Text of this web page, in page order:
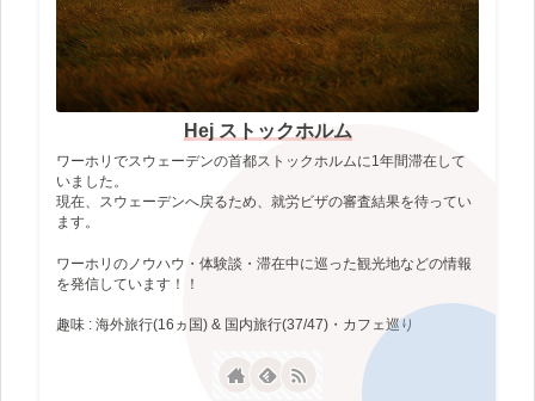
Hej ストックホルム
ワーホリでスウェーデンの首都ストックホルムに1年間滞在して
いました。
現在、スウェーデンへ戻るため、就労ビザの審査結果を待ってい
ます。
ワーホリのノウハウ・体験談・滞在中に巡った観光地などの情報
を発信しています！！
趣味 : 海外旅行(16ヵ国) & 国内旅行(37/47)・カフェ巡り